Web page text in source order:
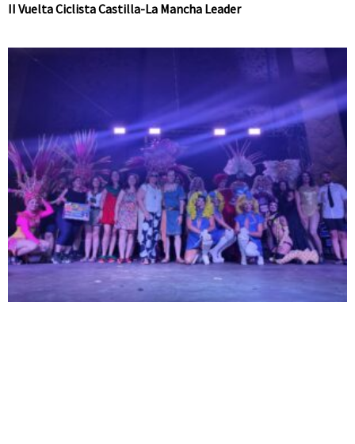
II Vuelta Ciclista Castilla-La Mancha Leader